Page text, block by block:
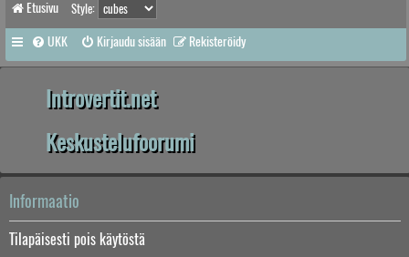
Etusivu Style:
UKK Kirjaudu sisään Rekisteröidy
Introvertit.net
Keskustelufoorumi
Informaatio
Tilapäisesti pois käytöstä